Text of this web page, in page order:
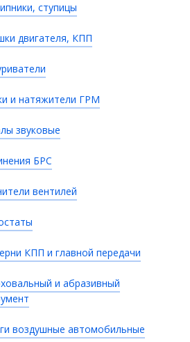
ступицы
двигателя, КПП
и натяжители ГРМ
звуковые
БРС
вентилей
КПП и главной передачи
и абразивный
воздушные автомобильные